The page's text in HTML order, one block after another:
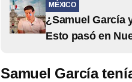
MÉXICO
¿Samuel García
Esto pasó en
Samuel García